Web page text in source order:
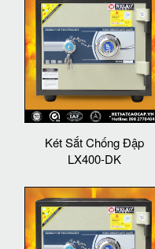
Két Sắt Chống Đập
LX400-DK